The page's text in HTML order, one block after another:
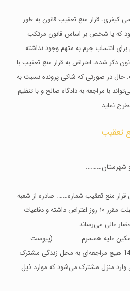
آیین دادرسی کیفری، قرار منع تعقیب قانون به طور
که یا شخص بر اساس قانون مرتکب
برای انتساب جرم به متهم وجود نداشته
طبق بند الف ماده 270 قانون ذکر شده، اعتراض به قرار منع تعقیب با
حال در صورتی که شاکی پرونده نسبت به
با مراجعه به دادگاه صالح و با تنظیم
نماید‌.
تعقیب
شهرستان……….
منع تعقیب شماره……. صادره از شعبه
۱۰ بازپرسی ناحیه.. تهران در مهلت مقرر ۱۰ روز اعتراض داشته و دفاعیات
عالی می‌رساند:
علیه همسرم ……………. (پیوست
می‌باشد) از تاریخ 24 مرداد 1403 هیچ مراجعه‌ای به محل زندگی مشترک
منزل مشترک می‌شود که موارد ذیل